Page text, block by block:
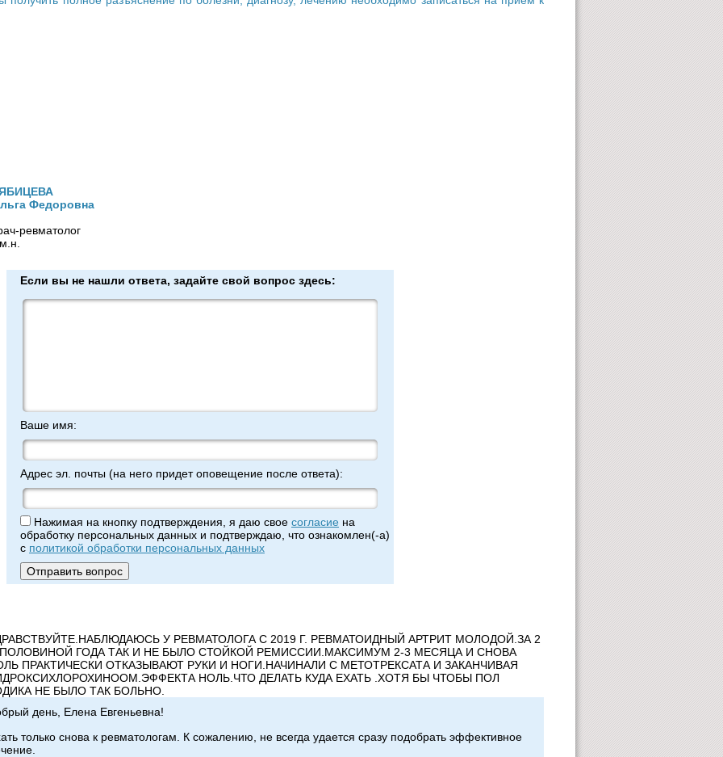
Федоровна
ревматолог
Если вы не нашли ответа, задайте свой вопрос здесь:
Ваше имя:
Адрес эл. почты (на него придет оповещение после ответа):
Нажимая на кнопку подтверждения, я даю свое согласие на
обработку персональных данных и подтверждаю, что ознакомлен(-а)
с политикой обработки персональных данных
У РЕВМАТОЛОГА С 2019 Г. РЕВМАТОИДНЫЙ АРТРИТ МОЛОДОЙ.ЗА 2
ГОДА ТАК И НЕ БЫЛО СТОЙКОЙ РЕМИССИИ.МАКСИМУМ 2-3 МЕСЯЦА И СНОВА
ПРАКТИЧЕСКИ ОТКАЗЫВАЮТ РУКИ И НОГИ.НАЧИНАЛИ С МЕТОТРЕКСАТА И ЗАКАНЧИВАЯ
НОЛЬ.ЧТО ДЕЛАТЬ КУДА ЕХАТЬ .ХОТЯ БЫ ЧТОБЫ ПОЛ
НЕ БЫЛО ТАК БОЛЬНО.
день, Елена Евгеньевна!
только снова к ревматологам. К сожалению, не всегда удается сразу подобрать эффективное